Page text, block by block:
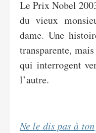
Le Prix Nobel
du vieux
dame. Une
transparente,
qui interrogent
l’autre.
Ne le dis pas à